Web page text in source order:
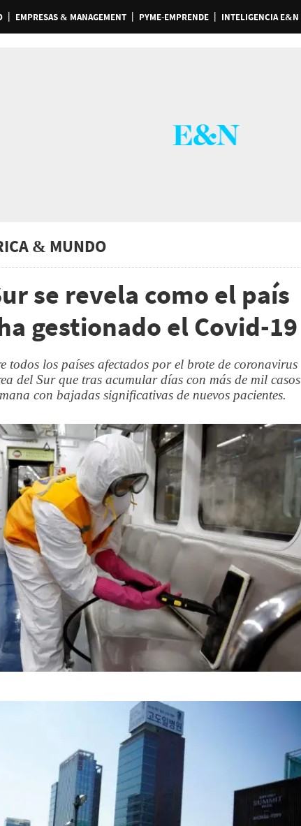
EMPRESAS & MANAGEMENT PYME-EMPRENDE INTELIGENCIA E&N
& MUNDO
se revela como el país
gestionado el Covid-19
todos los países afectados por el brote de coronavirus
del Sur que tras acumular días con más de mil casos
con bajadas significativas de nuevos pacientes.